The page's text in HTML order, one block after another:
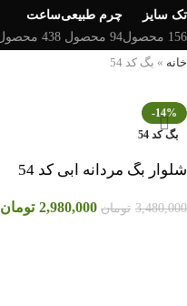
تک سایز
156 محصول
چرم طبیعی
94 محصول
ساعت
438 محصول
خانه » بگ کد 54
-14%
بگ کد 54
شلوار بگ مردانه آبی کد 54
3,480,000 تومان 2,980,000 تومان